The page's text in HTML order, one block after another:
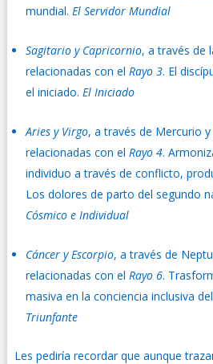
mundial. El Servidor Mundial
Sagitario y Capricornio, a través de
relacionadas con el Rayo 3. El
el iniciado. El Iniciado
Aries y Virgo, a través de Mercurio
relacionadas con el Rayo 4.
individuo a través de conflicto,
Los dolores de parto del segundo
Cósmico e Individual
Cáncer y Escorpio, a través de
relacionadas con el Rayo 6.
masiva en la conciencia inclusiva
Triunfante
Les pediría recordar que aunque